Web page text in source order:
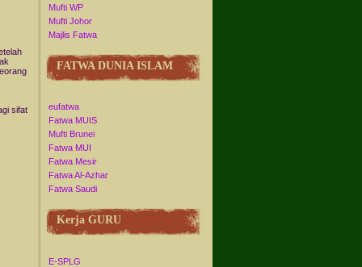
sifat
Mufti WP
Mufti Johor
Majlis Fatwa
FATWA DUNIA ISLAM
eufatwa
Fatwa MUIS
Mufti Brunei
Fatwa MUI
Fatwa Mesir
Fatwa Al-Azhar
Fatwa Saudi
Kerja GURU
E-SPLG